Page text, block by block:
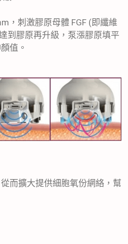
，刺激膠原母體 FGF (即纖維
到膠原再升級，泵漲膠原填平
值。
而擴大提供細胞氧份網絡，幫